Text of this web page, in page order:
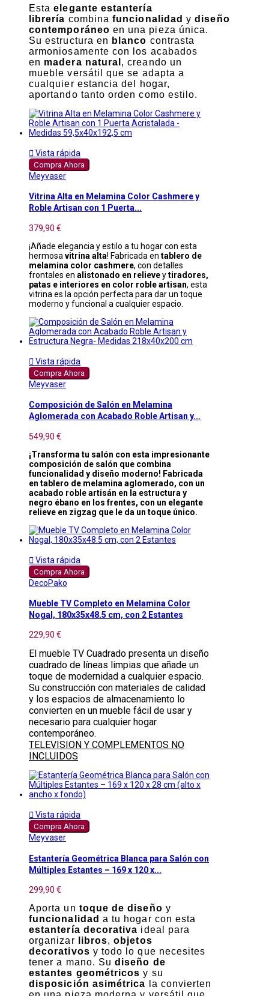
Estaelegante estantería
librería combinafuncionalidad ydiseño
contemporáneo en una pieza única.
Su estructura en blanco contrasta
armoniosamente con los acabados
en madera natural , creando un
mueble versátil que se adapta a
cualquier estancia del hogar,
aportando tanto orden como estilo.
 Vista rápida
Compra Ahora
Meyvaser
Vitrina Alta en Melamina Color Cashmere y
Roble Artisan con 1 Puerta...
379,90 €
¡Añade elegancia y estilo a tu hogar con esta
hermosa vitrina alta! Fabricada en tablero de
melamina color cashmere, con detalles
frontales en alistonado en relieveytiradores,
patas e interiores en color roble artisan, esta
vitrina es la opción perfecta para dar un toque
moderno y funcional a cualquier espacio.
 Vista rápida
Compra Ahora
Meyvaser
Composición de Salón en Melamina
Aglomerada con Acabado Roble Artisan y...
549,90 €
¡Transforma tu salón con esta impresionante
composición de salón que combina
funcionalidad y diseño moderno! Fabricada
en tablero de melamina aglomerado, con un
acabado roble artisán en la estructura y
negro ébano en los frentes, con un elegante
relieve en zigzag que le da un toque único.
 Vista rápida
Compra Ahora
DecoPako
Mueble TV Completo en Melamina Color
Nogal, 180x35x48.5 cm, con 2 Estantes
229,90 €
El mueble TV Cuadrado presenta un diseño
cuadrado de líneas limpias que añade un
toque de modernidad a cualquier espacio.
Su construcción con materiales de calidad
y los espacios de almacenamiento lo
convierten en un mueble fácil de usar y
necesario para cualquier hogar
contemporáneo.
TELEVISION Y COMPLEMENTOS NO
INCLUIDOS
 Vista rápida
Compra Ahora
Meyvaser
Estantería Geométrica Blanca para Salón con
Múltiples Estantes – 169 x 120 x...
299,90 €
Aporta un toque de diseño y
funcionalidad a tu hogar con esta
estantería decorativa ideal para
organizar
libros,objetos
decorativos y todo lo que necesites
tener a mano. Sudiseño de
estantes geométricos y su
disposición asimétrica la convierten